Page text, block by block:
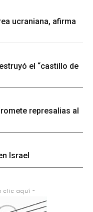
ucraniana, afirma
el “castillo de
represalias al
Israel
clic aquí -